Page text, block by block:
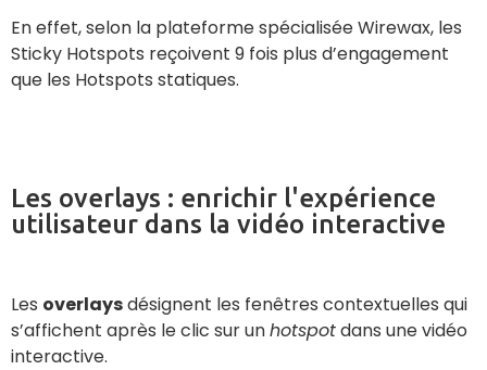
En effet, selon la plateforme spécialisée Wirewax, les
Sticky Hotspots reçoivent 9 fois plus d’engagement
que les Hotspots statiques.
Les overlays : enrichir l'expérience
utilisateur dans la vidéo interactive
Les overlaysdésignent les fenêtres contextuelles qui
s’affichent après le clic sur unhotspotdans une vidéo
interactive.